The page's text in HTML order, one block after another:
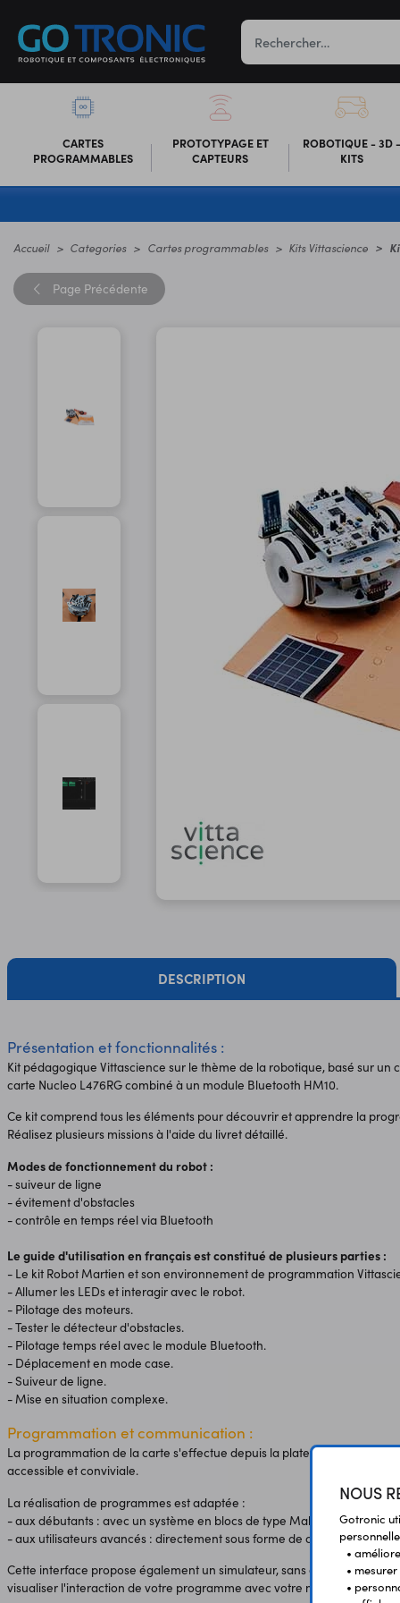
CARTES
PROGRAMMABLES
PROTOTYPAGE ET
CAPTEURS
ROBOTIQUE - 3D -
KITS
Accueil Categories Cartes programmables Kits Vittascience
Page Précédente
DESCRIPTION
Présentation et fonctionnalités :
Kit pédagogique Vittascience sur le thème de la robotique, basé sur un
carte Nucleo L476RG combiné à un module Bluetooth HM10.
Ce kit comprend tous les éléments pour découvrir et apprendre la
Réalisez plusieurs missions à l'aide du livret détaillé.
Modes de fonctionnement du robot :
- suiveur de ligne
- évitement d'obstacles
- contrôle en temps réel via Bluetooth
Le guide d'utilisation en français est constitué de plusieurs parties :
- Le kit Robot Martien et son environnement de programmation
- Allumer les LEDs et interagir avec le robot.
- Pilotage des moteurs.
- Tester le détecteur d'obstacles.
- Pilotage temps réel avec le module Bluetooth.
- Déplacement en mode case.
- Suiveur de ligne.
- Mise en situation complexe.
Programmation et communication :
La programmation de la carte s'effectue depuis la plateforme
accessible et conviviale.
La réalisation de programmes est adaptée :
- aux débutants : avec un système en blocs de type Makecode ou
- aux utilisateurs avancés : directement sous forme de code, en
Cette interface propose également un simulateur, sans connexion de
visualiser l'interaction de votre programme avec votre montage.
NOUS
Gotronic
•
•
•